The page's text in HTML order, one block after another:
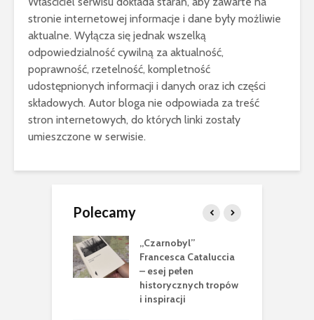
stronie internetowej informacje i dane były możliwie
aktualne. Wyłącza się jednak wszelką
odpowiedzialność cywilną za aktualność,
poprawność, rzetelność, kompletność
udostępnionych informacji i danych oraz ich części
składowych. Autor bloga nie odpowiada za treść
stron internetowych, do których linki zostały
umieszczone w serwisie.
Polecamy
Wyścig z czasem i
promieniowaniem:
kulisy budowy
czarnobylskiego
sarkofagu